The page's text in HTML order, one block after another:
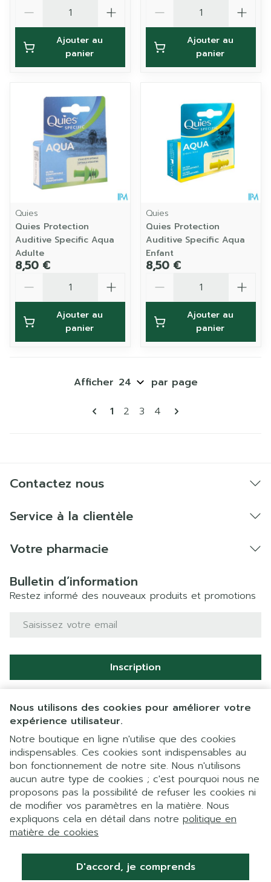
Nous utilisons des cookies pour améliorer votre
expérience utilisateur.
Notre boutique en ligne n'utilise que des cookies
indispensables. Ces cookies sont indispensables au
bon fonctionnement de notre site. Nous n'utilisons
aucun autre type de cookies ; c'est pourquoi nous ne
proposons pas la possibilité de refuser les cookies ni
de modifier vos paramètres en la matière. Nous
expliquons cela en détail dans notre politique en
matière de cookies
D'accord, je comprends
Ajouter au
panier
Ajouter au
panier
Quies
Quies Protection
Auditive Specific Aqua
Adulte
8,50 €
Ajouter au
panier
Quies
Quies Protection
Auditive Specific Aqua
Enfant
8,50 €
Ajouter au
panier
Pages
Vous lisez actuellement la page
1 Page
2 Page
3 Page
4
Afficher par page
Contactez nous
Service à la clientèle
Votre pharmacie
Bulletin d’information
Restez informé des nouveaux produits et promotions
Adresse mail
Inscription
En cliquant sur s'abonner, vous vous abonnez à notre
newsletter et acceptez notrepolitique de confidentialité.
Liens légaux